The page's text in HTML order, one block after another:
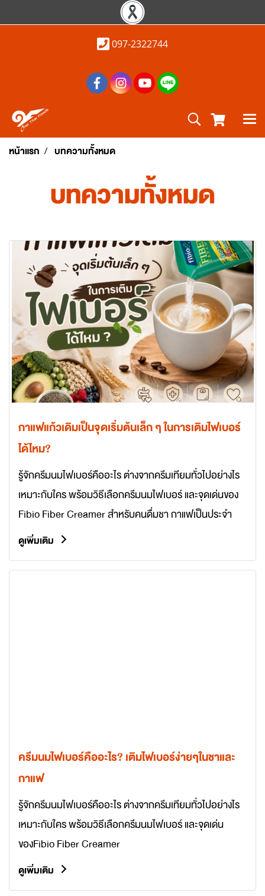
097-2322744
หน้าแรก บทความทั้งหมด
บทความทั้งหมด
กาแฟแก้วเดิมเป็นจุดเริ่มต้นเล็ก ๆ ในการเติมไฟเบอร์
ได้ไหม?
รู้จักครีมนมไฟเบอร์คืออะไร ต่างจากครีมเทียมทั่วไปอย่างไร
เหมาะกับใคร พร้อมวิธีเลือกครีมนมไฟเบอร์ และจุดเด่นของ
Fibio Fiber Creamer สำหรับคนดื่มชา กาแฟเป็นประจำ
ดูเพิ่มเติม
ครีมนมไฟเบอร์คืออะไร? เติมไฟเบอร์ง่ายๆในชาและ
กาแฟ
รู้จักครีมนมไฟเบอร์คืออะไร ต่างจากครีมเทียมทั่วไปอย่างไร
เหมาะกับใคร พร้อมวิธีเลือกครีมนมไฟเบอร์ และจุดเด่น
ของFibio Fiber Creamer
ดูเพิ่มเติม